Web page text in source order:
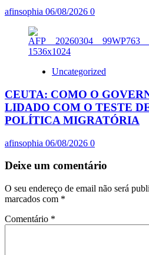
afinsophia 06/08/2026 0
Uncategorized
CEUTA: COMO O
LIDADO COM O TESTE
POLÍTICA MIGRATÓRIA
afinsophia 06/08/2026 0
Deixe um comentário
O seu endereço de email não será
marcados com *
Comentário *